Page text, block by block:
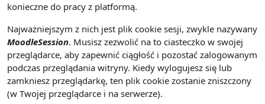
konieczne do pracy z platformą.
Najważniejszym z nich jest plik cookie sesji, zwykle nazywany
MoodleSession. Musisz zezwolić na to ciasteczko w swojej
przeglądarce, aby zapewnić ciągłość i pozostać zalogowanym
podczas przeglądania witryny. Kiedy wylogujesz się lub
zamkniesz przeglądarkę, ten plik cookie zostanie zniszczony
(w Twojej przeglądarce i na serwerze).